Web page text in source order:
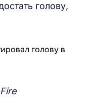
голову,